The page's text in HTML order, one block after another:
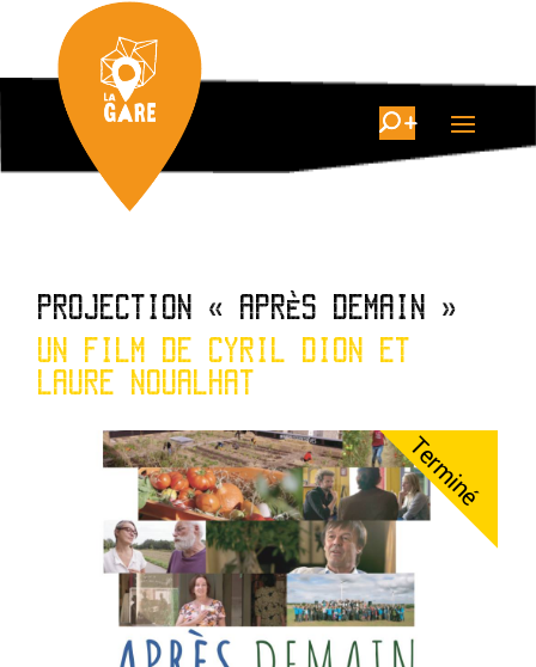
PROJECTION « APRÈS DEMAIN »
UN FILM DE CYRIL DION ET
LAURE NOUALHAT
Terminé